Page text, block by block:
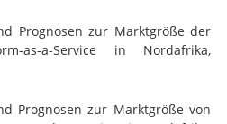
Prognosen zur Marktgröße der
as-a-Service in Nordafrika,
Prognosen zur Marktgröße von